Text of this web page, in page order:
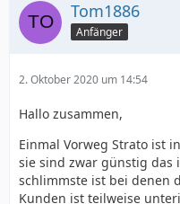
Tom1886
Anfänger
2. Oktober 2020 um 14:54
Hallo zusammen,
Einmal Vorweg Strato ist
sie sind zwar günstig das
schlimmste ist bei denen
Kunden ist teilweise